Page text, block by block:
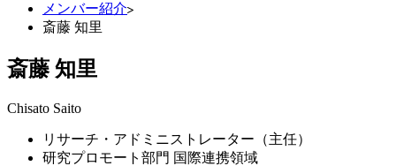
メンバー紹介
斎藤 知里
斎藤 知里
Chisato Saito
リサーチ・アドミニストレーター（主任）
研究プロモート部門 国際連携領域